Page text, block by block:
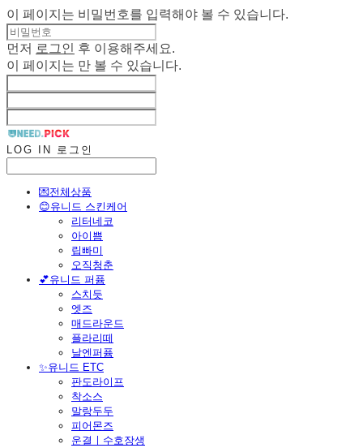
이 페이지는 비밀번호를 입력해야 볼 수 있습니다.
먼저 로그인
후 이용해주세요.
이 페이지는 만 볼 수 있습니다.
LOG IN 로그인
💌전체상품
😊유니드 스킨케어
리터네코
아이쁨
립빠미
오직청춘
💕유니드 퍼퓸
스치듯
엣즈
매드라운드
플라리떼
날엔퍼퓸
​✨유니드 ETC
판도라이프
착소스
말랑두두
피어몬즈
운결ㅣ수호장생